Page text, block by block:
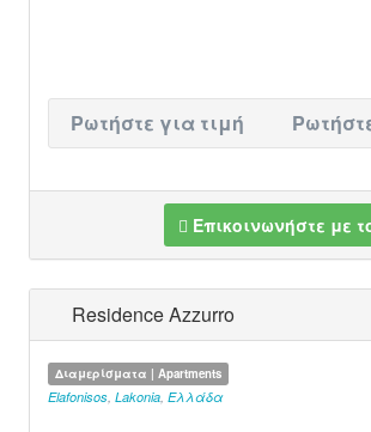
Ρωτήστε για τιμή
Επικοινωνήστε με
Residence Azzurro
Διαμερίσματα | Apartments
Elafonisos Lakonia Ελλάδα